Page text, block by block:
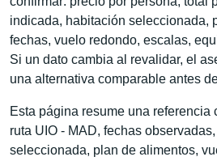
indicada, habitación seleccionada,
fechas, vuelo redondo, escalas,
Si un dato cambia al revalidar, el
una alternativa comparable antes
Esta página resume una referencia
ruta UIO - MAD, fechas
seleccionada, plan de alimentos,